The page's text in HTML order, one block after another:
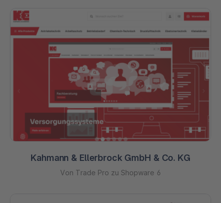
Kahmann & Ellerbrock GmbH & Co. KG
Von Trade Pro zu Shopware 6